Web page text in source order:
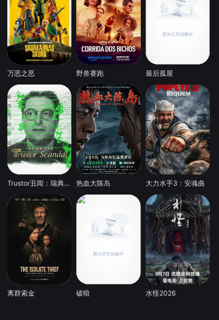
万恶之恶 野兽赛跑 最后孤屋
Trustor丑闻：瑞典金融案内幕 热血大陈岛 大力水手3：安魂曲
离群索金 破暗 水怪2026